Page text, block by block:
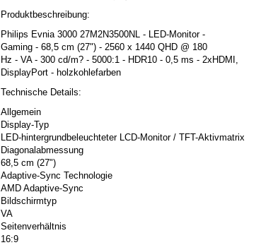
Produktbeschreibung:
Philips Evnia 3000 27M2N3500NL - LED-Monitor -
Gaming - 68,5 cm (27") - 2560 x 1440 QHD @ 180
Hz - VA - 300 cd/m? - 5000:1 - HDR10 - 0,5 ms - 2xHDMI,
DisplayPort - holzkohlefarben
Technische Details:
Allgemein
Display-Typ
LED-hintergrundbeleuchteter LCD-Monitor / TFT-Aktivmatrix
Diagonalabmessung
68,5 cm (27")
Adaptive-Sync Technologie
AMD Adaptive-Sync
Bildschirmtyp
VA
Seitenverhältnis
16:9